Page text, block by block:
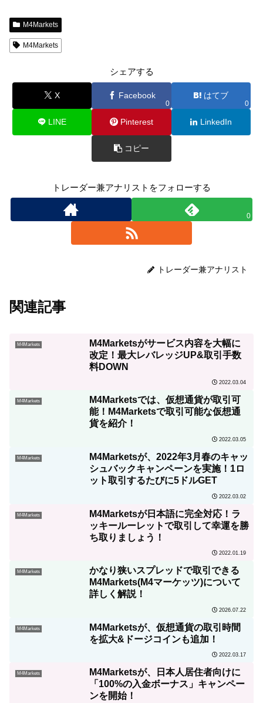
M4Markets
M4Markets
シェアする
X Facebook
0
はてブ
0
LINE Pinterest LinkedIn
コピー
トレーダー兼アナリストをフォローする
0
トレーダー兼アナリスト
関連記事
M4Markets
M4Marketsがサービス内容を大幅に
改定！最大レバレッジUP&取引手数
料DOWN
2022.03.04
M4Markets
M4Marketsでは、仮想通貨が取引可
能！M4Marketsで取引可能な仮想通
貨を紹介！
2022.03.05
M4Markets
M4Marketsが、2022年3月春のキャッ
シュバックキャンペーンを実施！1ロ
ット取引するたびに5ドルGET
2022.03.02
M4Markets
M4Marketsが日本語に完全対応！ラ
ッキールーレットで取引して幸運を勝
ち取りましょう！
2022.01.19
M4Markets
かなり狭いスプレッドで取引できる
M4Markets(M4マーケッツ)について
詳しく解説！
2026.07.22
M4Markets
M4Marketsが、仮想通貨の取引時間
を拡大&ドージコインも追加！
2022.03.17
M4Markets
M4Marketsが、日本人居住者向けに
「100%の入金ボーナス」キャンペー
ンを開始！